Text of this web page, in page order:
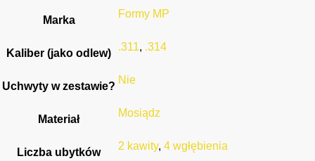
Marka
Formy MP
Kaliber (jako odlew)
.311, .314
Uchwyty w zestawie?
Nie
Materiał
Mosiądz
Liczba ubytków
2 kawity, 4 wgłębienia